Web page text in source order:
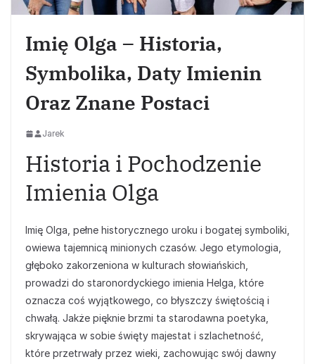
Imię Olga – Historia,
Symbolika, Daty Imienin
Oraz Znane Postaci
Jarek
Historia i Pochodzenie
Imienia Olga
Imię Olga, pełne historycznego uroku i bogatej symboliki,
owiewa tajemnicą minionych czasów. Jego etymologia,
głęboko zakorzeniona w kulturach słowiańskich,
prowadzi do staronordyckiego imienia Helga, które
oznacza coś wyjątkowego, co błyszczy świętością i
chwałą. Jakże pięknie brzmi ta starodawna poetyka,
skrywająca w sobie święty majestat i szlachetność,
które przetrwały przez wieki, zachowując swój dawny